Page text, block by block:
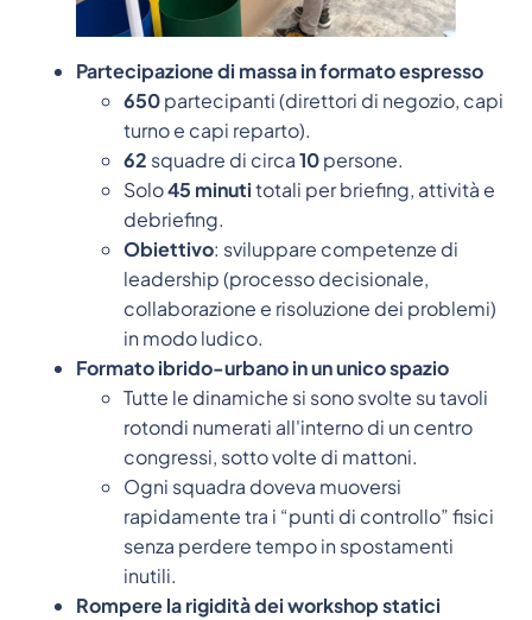
Partecipazione di massa in formato espresso
650partecipanti (direttori di negozio, capi
turno e capi reparto).
62 squadre di circa10persone.
Solo45 minutitotali per briefing, attività e
debriefing.
Obiettivo: sviluppare competenze di
leadership (processo decisionale,
collaborazione e risoluzione dei problemi)
in modo ludico.
Formato ibrido-urbano in un unico spazio
Tutte le dinamiche si sono svolte su tavoli
rotondi numerati all'interno di un centro
congressi, sotto volte di mattoni.
Ogni squadra doveva muoversi
rapidamente tra i “punti di controllo” fisici
senza perdere tempo in spostamenti
inutili.
Rompere la rigidità dei workshop statici